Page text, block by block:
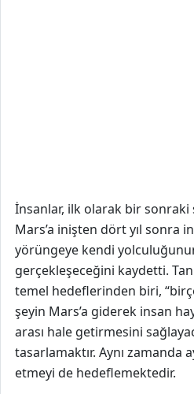
İnsanlar, ilk olarak bir
Mars’a inişten dört yıl sonra
yörüngeye kendi
gerçekleşeceğini kaydetti.
temel hedeflerinden biri,
şeyin Mars’a giderek insan
arası hale getirmesini
tasarlamaktır. Aynı zamanda
etmeyi de hedeflemektedir.